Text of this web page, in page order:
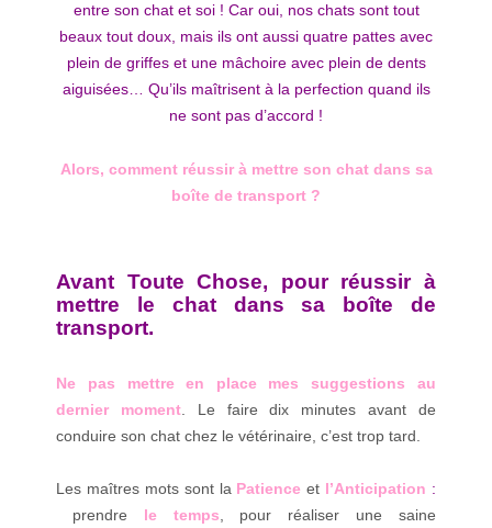
entre son chat et soi ! Car oui, nos chats sont tout
beaux tout doux, mais ils ont aussi quatre pattes avec
plein de griffes et une mâchoire avec plein de dents
aiguisées… Qu’ils maîtrisent à la perfection quand ils
ne sont pas d’accord !
Alors, comment réussir à mettre son chat dans sa
boîte de transport ?
Avant Toute Chose, pour réussir à
mettre le chat dans sa boîte de
transport.
Ne pas mettre en place mes suggestions au
dernier moment . Le faire dix minutes avant de
conduire son chat chez le vétérinaire, c’est trop tard.
Les maîtres mots sont la Patienceet l’Anticipation :
prendre le temps , pour réaliser une saine